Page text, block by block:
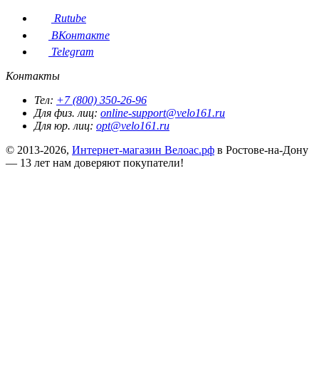
Rutube
ВКонтакте
Telegram
Контакты
Тел: +7 (800) 350-26-96
Для физ. лиц: online-support@velo161.ru
Для юр. лиц: opt@velo161.ru
© 2013-2026, Интернет-магазин Велоас.рф в Ростове-на-Дону
— 13 лет нам доверяют покупатели!